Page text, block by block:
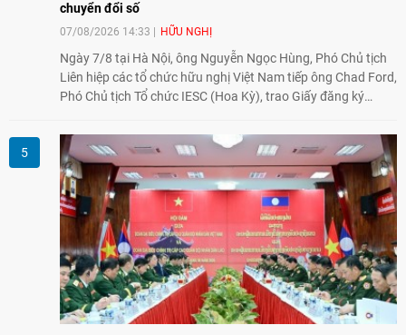
chuyển đổi số
07/08/2026 14:33 HỮU NGHỊ
Ngày 7/8 tại Hà Nội, ông Nguyễn Ngọc Hùng, Phó Chủ tịch
Liên hiệp các tổ chức hữu nghị Việt Nam tiếp ông Chad Ford,
Phó Chủ tịch Tổ chức IESC (Hoa Kỳ), trao Giấy đăng ký
đổi về định hướng triển khai Dự án "Mở rộng Thương mại
Nông nghiệp và An toàn thực phẩm Hoa Kỳ - Việt Nam",
hướng tới thúc đẩy chuyển đổi số, hiện đại hóa nông nghiệp
và mở rộng hợp tác phát triển giữa hai nước.